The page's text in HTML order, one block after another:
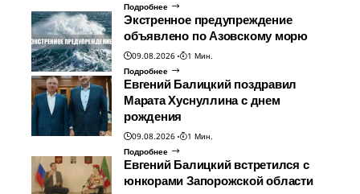
Подробнее
Экстренное предупреждение
объявлено по Азовскому морю
09.08.2026
1 Мин.
Подробнее
Евгений Балицкий поздравил
Марата Хуснуллина с днем
рождения
09.08.2026
1 Мин.
Подробнее
Евгений Балицкий встретился с
юнкорами Запорожской области